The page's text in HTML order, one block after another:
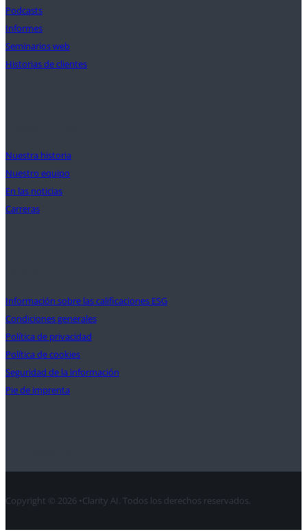
Podcasts
Informes
Seminarios web
Historias de clientes
Nuestra historia
Nuestro equipo
En las noticias
Carreras
Información sobre las calificaciones ESG
Condiciones generales
Política de privacidad
Política de cookies
Seguridad de la información
Pie de imprenta
Copyright © 2026 •Clarity AI. Todos los derechos reservados.